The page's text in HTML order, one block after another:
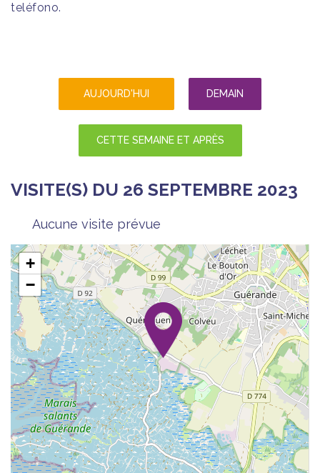
teléfono.
AUJOURD'HUI DEMAIN
CETTE SEMAINE ET APRÈS
VISITE(S) DU 26 SEPTEMBRE 2023
Aucune visite prévue
+
−